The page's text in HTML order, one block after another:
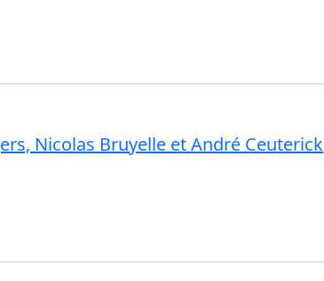
Nicolas Bruyelle et André Ceuterick